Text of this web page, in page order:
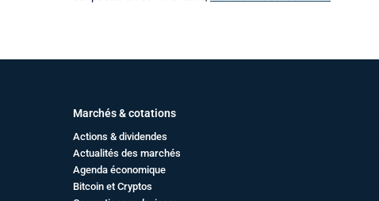
Marchés & cotations
Actions & dividendes
Actualités des marchés
Agenda économique
Bitcoin et Cryptos